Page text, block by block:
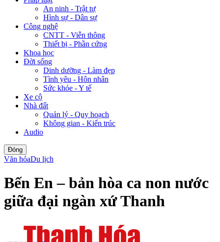
An ninh - Trật tự
Hình sự - Dân sự
Công nghệ
CNTT - Viễn thông
Thiết bị - Phần cứng
Khoa học
Đời sống
Dinh dưỡng - Làm đẹp
Tình yêu - Hôn nhân
Sức khỏe - Y tế
Xe cộ
Nhà đất
Quản lý - Quy hoạch
Không gian - Kiến trúc
Audio
Đóng
Văn hóaDu lịch
Bến En – bản hòa ca non nước
giữa đại ngàn xứ Thanh